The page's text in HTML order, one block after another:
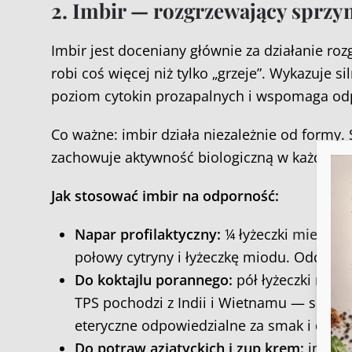
do
2. Imbir — rozgrzewający
Imbir jest doceniany głównie za działanie
robi coś więcej niż tylko „grzeje”. Wykazuje
poziom cytokin prozapalnych i wspomaga
Co ważne: imbir działa niezależnie od
zachowuje aktywność biologiczną w każdym
Jak stosować imbir na odporność:
Napar profilaktyczny: ¼ łyżeczki
połowy cytryny i łyżeczkę miodu.
Do koktajlu porannego: pół łyżeczki
TPS pochodzi z Indii i Wietnamu —
eteryczne odpowiedzialne za smak i
Do potraw azjatyckich i zup krem: imbir